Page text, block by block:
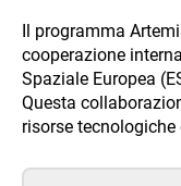
Il programma
cooperazione
Spaziale Europea
Questa
risorse